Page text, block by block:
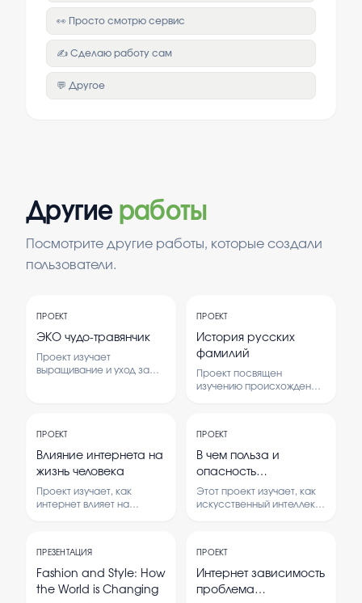
👀 Просто смотрю сервис
✍️ Сделаю работу сам
💬 Другое
Другие работы
Посмотрите другие работы, которые создали
пользователи.
ПРОЕКТ
ЭКО чудо-травянчик
Проект изучает
выращивание и уход за
рассматриваются
растением и его
полезные свойства.
ПРОЕКТ
История русских
фамилий
Проект посвящен
изучению происхождения
исторические корни,
изменения и значение
культуре.
ПРОЕКТ
Влияние интернета на
жизнь человека
Проект изучает, как
интернет влияет на
положительные и
отрицательные стороны
использования интернета.
ПРОЕКТ
В чем польза и
опасность
Искусственного
интеллекта
Этот проект изучает, как
искусственный интеллект
Рассматриваются
преимущества и риски
использования ИИ в
разных сферах жизни.
ПРЕЗЕНТАЦИЯ
Fashion and Style: How
the World is Changing
ПРОЕКТ
Интернет зависимость
проблема